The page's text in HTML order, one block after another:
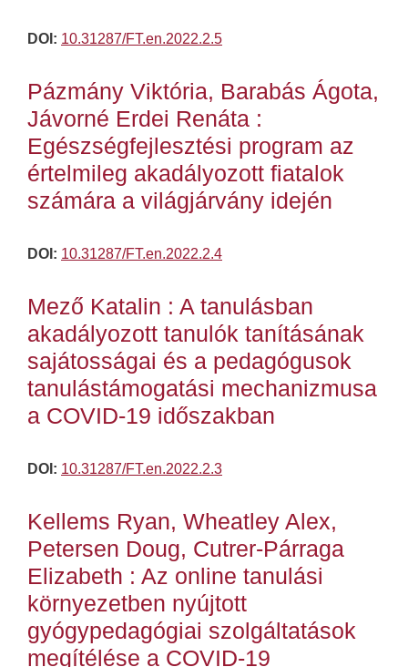
DOI: 10.31287/FT.en.2022.2.5
Pázmány Viktória, Barabás Ágota,
Jávorné Erdei Renáta :
Egészségfejlesztési program az
értelmileg akadályozott fiatalok
számára a világjárvány idején
DOI: 10.31287/FT.en.2022.2.4
Mező Katalin : A tanulásban
akadályozott tanulók tanításának
sajátosságai és a pedagógusok
tanulástámogatási mechanizmusa
a COVID-19 időszakban
DOI: 10.31287/FT.en.2022.2.3
Kellems Ryan, Wheatley Alex,
Petersen Doug, Cutrer-Párraga
Elizabeth : Az online tanulási
környezetben nyújtott
gyógypedagógiai szolgáltatások
megítélése a COVID-19